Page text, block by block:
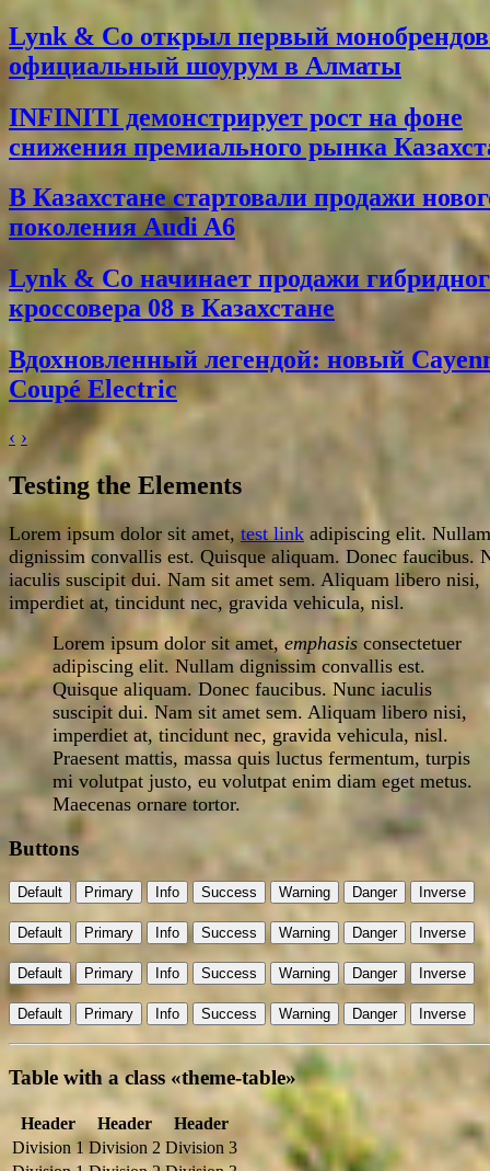
Lynk & Co открыл первый
официальный шоурум в Алматы
INFINITI демонстрирует рост на фоне
снижения премиального рынка
В Казахстане стартовали продажи
поколения Audi A6
Lynk & Co начинает продажи
кроссовера 08 в Казахстане
Вдохновленный легендой: новый
Coupé Electric
‹ ›
Testing the Elements
Lorem ipsum dolor sit amet,test link adipiscing elit. Nullam
dignissim convallis est. Quisque aliquam. Donec faucibus.
iaculis suscipit dui. Nam sit amet sem. Aliquam libero nisi,
imperdiet at, tincidunt nec, gravida vehicula, nisl.
Lorem ipsum dolor sit amet, emphasisconsectetuer
adipiscing elit. Nullam dignissim convallis est.
Quisque aliquam. Donec faucibus. Nunc iaculis
suscipit dui. Nam sit amet sem. Aliquam libero nisi,
imperdiet at, tincidunt nec, gravida vehicula, nisl.
Praesent mattis, massa quis luctus fermentum, turpis
mi volutpat justo, eu volutpat enim diam eget metus.
Maecenas ornare tortor.
Buttons
Default Primary Info Success Warning Danger Inverse
Default Primary Info Success Warning Danger Inverse
Default Primary Info Success Warning Danger Inverse
Default Primary Info Success Warning Danger Inverse
Table with a class «theme-table»
Header Header
Header
Division 1 Division 2 Division 3